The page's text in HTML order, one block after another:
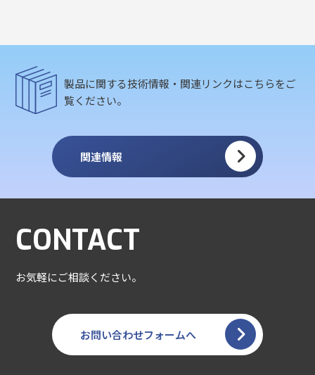
製品に関する技術情報・関連リンクはこちらをご
覧ください。
関連情報
CONTACT
お気軽にご相談ください。
お問い合わせフォームへ